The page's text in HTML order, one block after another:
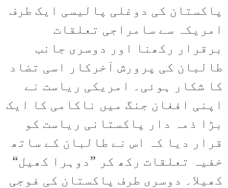
پاکستان کی دوغلی پالیسی ایک طرف
امریکہ سے سامراجی تعلقات
برقرار رکھنا اور دوسری جانب
طالبان کی پرورش آخرکار اسی تضاد
کا شکار ہوئی۔ امریکی ریاست نے
اپنی افغان جنگ میں ناکامی کا ایک
بڑا ذمہ دار پاکستانی ریاست کو
قرار دیا کہ اس نے طالبان کے ساتھ
خفیہ تعلقات رکھ کر ”دوہرا کھیل“
کھیلا۔ دوسری طرف پاکستان کی فوجی